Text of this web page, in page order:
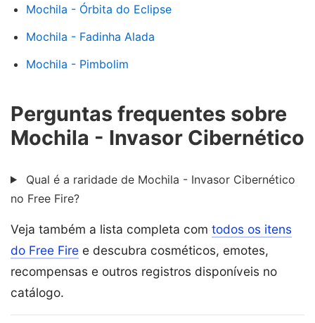
Mochila - Órbita do Eclipse
Mochila - Fadinha Alada
Mochila - Pimbolim
Perguntas frequentes sobre
Mochila - Invasor Cibernético
Qual é a raridade de Mochila - Invasor Cibernético
no Free Fire?
Veja também a lista completa com todos os itens
do Free Fire e descubra cosméticos, emotes,
recompensas e outros registros disponíveis no
catálogo.